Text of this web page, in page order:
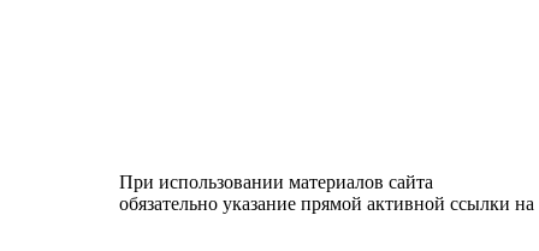
При использовании материалов сайта
обязательно указание прямой активной ссылки на